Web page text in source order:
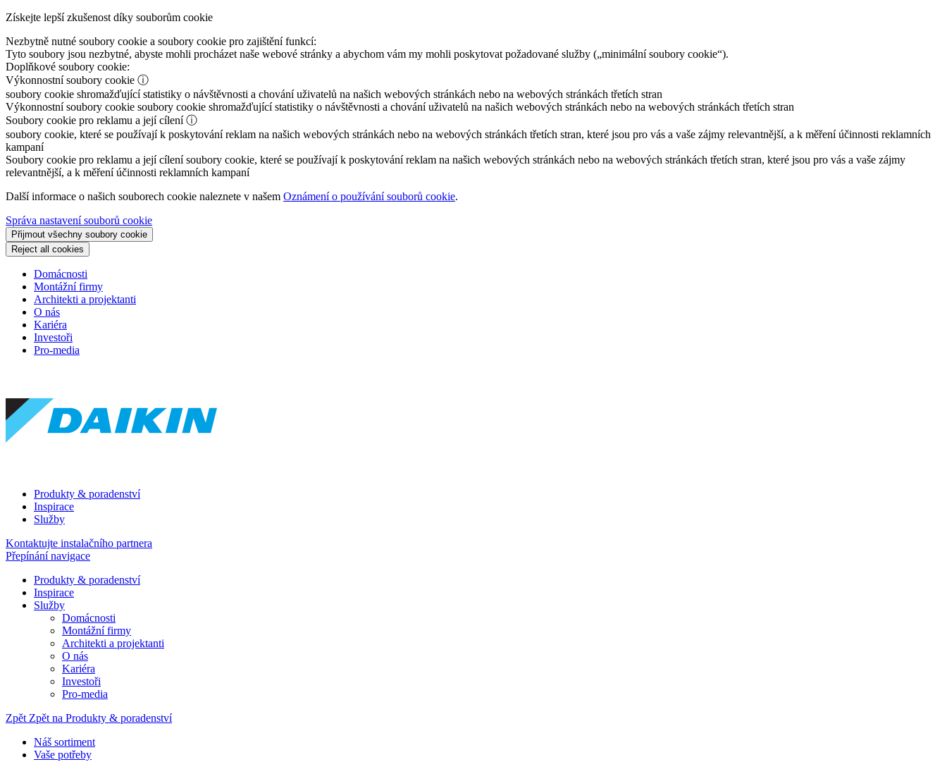
Získejte lepší zkušenost díky souborům cookie
Nezbytně nutné soubory cookie a soubory cookie pro zajištění funkcí:
Tyto soubory jsou nezbytné, abyste mohli procházet naše webové stránky a abychom vám my mohli poskytovat požadované služby („minimální soubory cookie“).
Doplňkové soubory cookie:
Výkonnostní soubory cookie ⓘ
soubory cookie shromažďující statistiky o návštěvnosti a chování uživatelů na našich webových stránkách nebo na webových stránkách třetích stran
Výkonnostní soubory cookie soubory cookie shromažďující statistiky o návštěvnosti a chování uživatelů na našich webových stránkách nebo na webových stránkách třetích stran
Soubory cookie pro reklamu a její cílení ⓘ
soubory cookie, které se používají k poskytování reklam na našich webových stránkách nebo na webových stránkách třetích stran, které jsou pro vás a vaše zájmy relevantnější, a k měření účinnosti reklamních
kampaní
Soubory cookie pro reklamu a její cílenísoubory cookie, které se používají k poskytování reklam na našich webových stránkách nebo na webových stránkách třetích stran, které jsou pro vás a vaše zájmy
relevantnější, a k měření účinnosti reklamních kampaní
Další informace o našich souborech cookie naleznete v našem Oznámení o používání souborů cookie.
Správa nastavení souborů cookie
Přijmout všechny soubory cookie
Reject all cookies
Domácnosti
Montážní firmy
Architekti a projektanti
O nás
Kariéra
Investoři
Pro-media
Produkty & poradenství
Inspirace
Služby
Kontaktujte instalačního partnera
Přepínání navigace
Produkty & poradenství
Inspirace
Služby
Domácnosti
Montážní firmy
Architekti a projektanti
O nás
Kariéra
Investoři
Pro-media
Zpět Zpět na Produkty & poradenství
Náš sortiment
Vaše potřeby